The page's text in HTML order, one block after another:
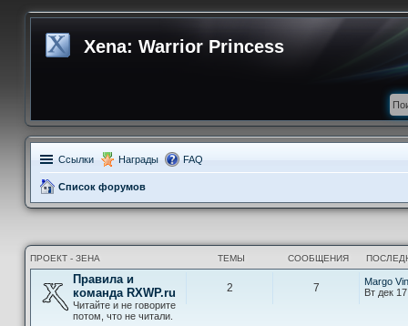
Xena: Warrior Princess
Ссылки Награды FAQ
Список форумов
ПРОЕКТ - ЗЕНА ТЕМЫ СООБЩЕНИЯ
Правила и
команда RXWP.ru
Читайте и не говорите
потом, что не читали.
2 7
Margo
Вт дек